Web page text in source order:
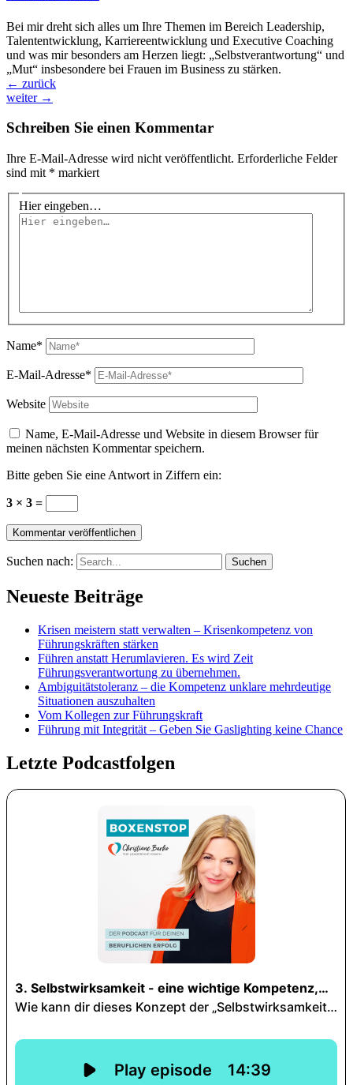
Bei mir dreht sich alles um Ihre Themen im Bereich Leadership,
Talententwicklung, Karriereentwicklung und Executive Coaching
und was mir besonders am Herzen liegt: „Selbstverantwortung“ und
„Mut“ insbesondere bei Frauen im Business zu stärken.
← zurück
weiter →
Schreiben Sie einen Kommentar
Ihre E-Mail-Adresse wird nicht veröffentlicht. Erforderliche Felder
sind mit * markiert
Hier eingeben…
Name*
E-Mail-Adresse*
Website
Name, E-Mail-Adresse und Website in diesem Browser für
meinen nächsten Kommentar speichern.
Bitte geben Sie eine Antwort in Ziffern ein:
3 × 3 =
Suchen nach:
Neueste Beiträge
Krisen meistern statt verwalten – Krisenkompetenz von
Führungskräften stärken
Führen anstatt Herumlavieren. Es wird Zeit
Führungsverantwortung zu übernehmen.
Ambiguitätstoleranz – die Kompetenz unklare mehrdeutige
Situationen auszuhalten
Vom Kollegen zur Führungskraft
Führung mit Integrität – Geben Sie Gaslighting keine Chance
Letzte Podcastfolgen